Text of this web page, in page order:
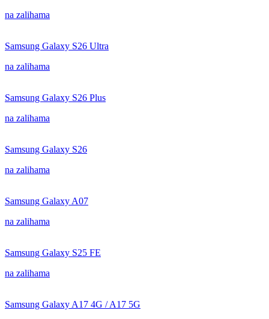
na zalihama
Samsung Galaxy S26 Ultra
na zalihama
Samsung Galaxy S26 Plus
na zalihama
Samsung Galaxy S26
na zalihama
Samsung Galaxy A07
na zalihama
Samsung Galaxy S25 FE
na zalihama
Samsung Galaxy A17 4G / A17 5G